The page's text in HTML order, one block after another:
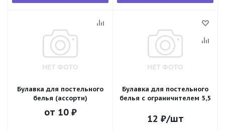
Булавка для постельного
белья (ассорти)
от 10 ₽
Булавка для постельного
белья с ограничителем 5,5
12 ₽/шт